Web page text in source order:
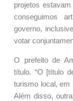
projetos
conseguimos
governo,
votar
O prefeito de
título. “O [título
turismo local, em
Além disso,